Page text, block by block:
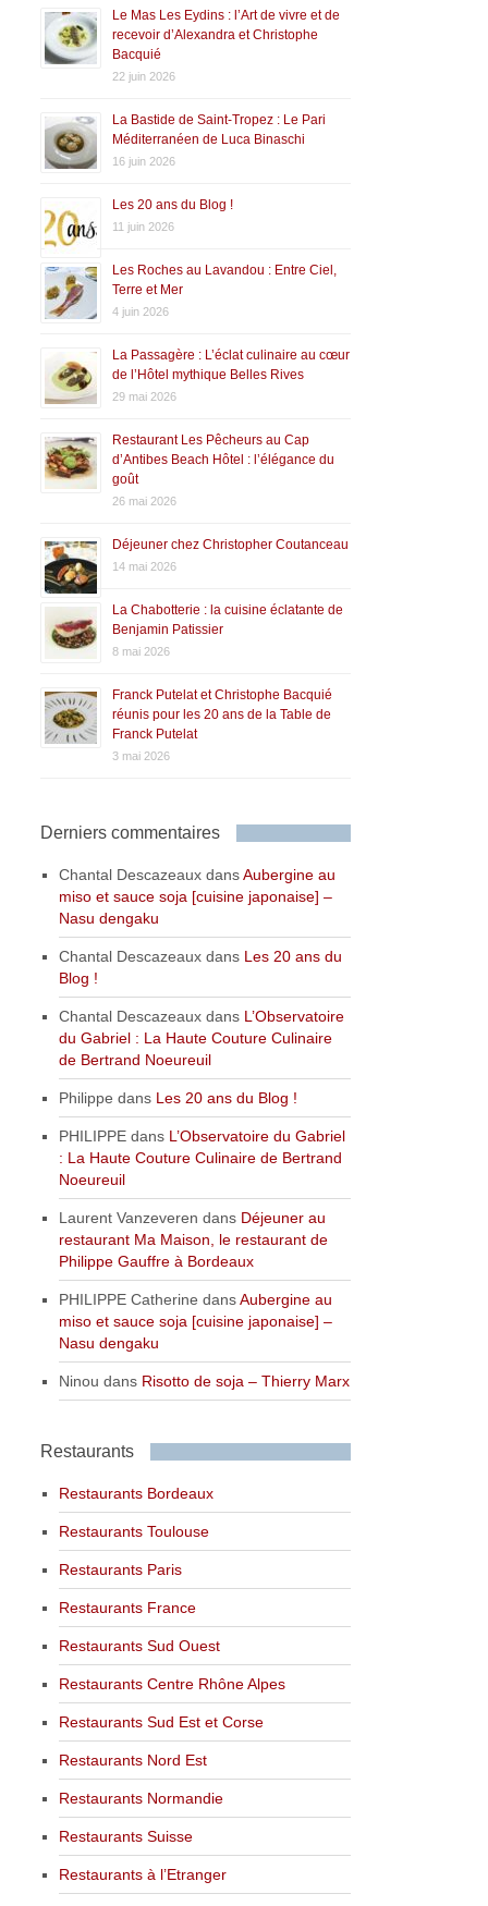
Le Mas Les Eydins : l’Art de vivre et de
recevoir d’Alexandra et Christophe
Bacquié
22 juin 2026
La Bastide de Saint-Tropez : Le Pari
Méditerranéen de Luca Binaschi
16 juin 2026
Les 20 ans du Blog !
11 juin 2026
Les Roches au Lavandou : Entre Ciel,
Terre et Mer
4 juin 2026
La Passagère : L’éclat culinaire au cœur
de l’Hôtel mythique Belles Rives
29 mai 2026
Restaurant Les Pêcheurs au Cap
d’Antibes Beach Hôtel : l’élégance du
goût
26 mai 2026
Déjeuner chez Christopher Coutanceau
14 mai 2026
La Chabotterie : la cuisine éclatante de
Benjamin Patissier
8 mai 2026
Franck Putelat et Christophe Bacquié
réunis pour les 20 ans de la Table de
Franck Putelat
3 mai 2026
Derniers commentaires
Chantal Descazeaux dansAubergine au
miso et sauce soja [cuisine japonaise] –
Nasu dengaku
Chantal Descazeaux dans Les 20 ans du
Blog !
Chantal Descazeaux dans L’Observatoire
du Gabriel : La Haute Couture Culinaire
de Bertrand Noeureuil
Philippe dans Les 20 ans du Blog !
PHILIPPE dans L’Observatoire du Gabriel
: La Haute Couture Culinaire de Bertrand
Noeureuil
Laurent Vanzeveren dans Déjeuner au
restaurant Ma Maison, le restaurant de
Philippe Gauffre à Bordeaux
PHILIPPE Catherine dansAubergine au
miso et sauce soja [cuisine japonaise] –
Nasu dengaku
Ninou dans Risotto de soja – Thierry Marx
Restaurants
Restaurants Bordeaux
Restaurants Toulouse
Restaurants Paris
Restaurants France
Restaurants Sud Ouest
Restaurants Centre Rhône Alpes
Restaurants Sud Est et Corse
Restaurants Nord Est
Restaurants Normandie
Restaurants Suisse
Restaurants à l’Etranger